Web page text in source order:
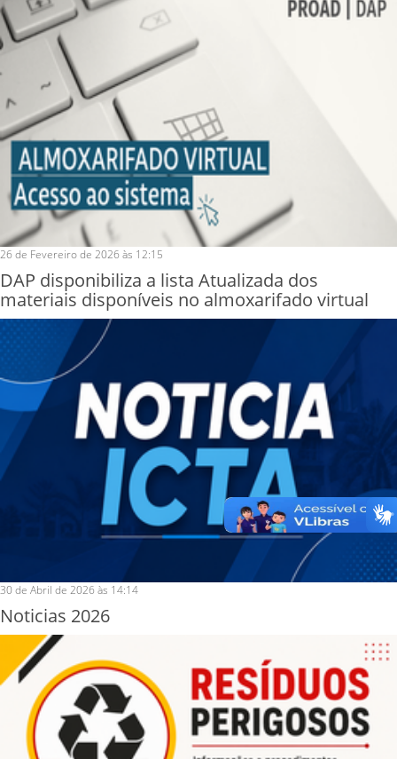
26 de Fevereiro de 2026 às 12:15
DAP disponibiliza a lista Atualizada dos
materiais disponíveis no almoxarifado virtual
30 de Abril de 2026 às 14:14
Noticias 2026